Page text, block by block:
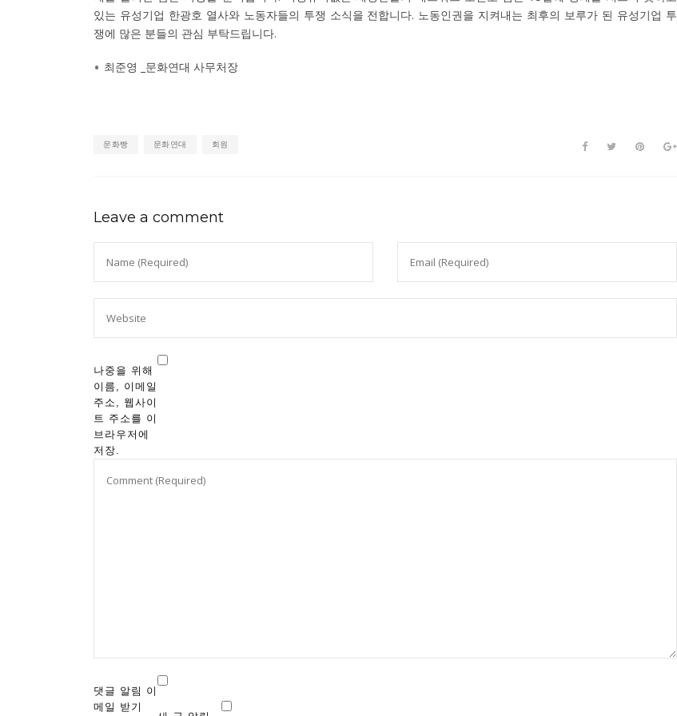
있는 유성기업 한광호 열사와 노동자들의 투쟁 소식을 전합니다. 노동인권을 지켜내는 최후의 보루가 된 유성기업 투
쟁에 많은 분들의 관심 부탁드립니다.
최준영 _문화연대 사무처장
문화빵 문화연대 회원
Leave a comment
나중을 위해
이름, 이메일
주소, 웹사이
트 주소를 이
브라우저에
저장.
댓글 알림 이
메일 받기